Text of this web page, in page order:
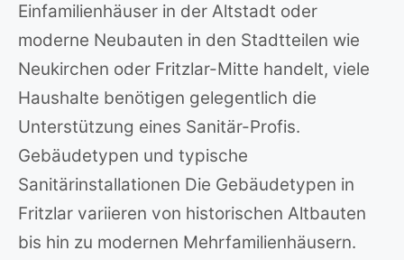
Einfamilienhäuser in der Altstadt oder
moderne Neubauten in den Stadtteilen wie
Neukirchen oder Fritzlar-Mitte handelt, viele
Haushalte benötigen gelegentlich die
Unterstützung eines Sanitär-Profis.
Gebäudetypen und typische
Sanitärinstallationen Die Gebäudetypen in
Fritzlar variieren von historischen Altbauten
bis hin zu modernen Mehrfamilienhäusern.